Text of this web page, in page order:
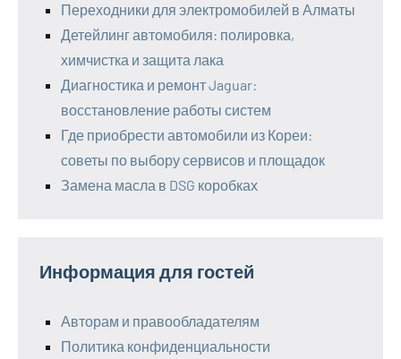
Переходники для электромобилей в Алматы
Детейлинг автомобиля: полировка,
химчистка и защита лака
Диагностика и ремонт Jaguar:
восстановление работы систем
Где приобрести автомобили из Кореи:
советы по выбору сервисов и площадок
Замена масла в DSG коробках
Информация для гостей
Авторам и правообладателям
Политика конфиденциальности